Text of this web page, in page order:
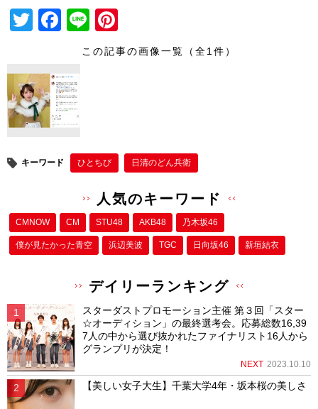
T
er
F
e
b
o
o
k
Li
n
nt
この記事の画像一覧（全1件）
キーワード ひとちび 日清のどん兵衛
人気のキーワード
CMNOW CM STU48 AKB48 乃木坂46
僕が⾒たかった⻘空 浜辺美波 TGC 日向坂46 新垣結衣
デイリーランキング
スターダストプロモーション主催 第３回「スター
☆オーディション」の最終選考会。応募総数16,39
7人の中から選び抜かれたファイナリスト16人から
グランプリが決定！
NEXT 2023.10.10
【美しい女子大生】千葉大学4年・坂本桜の美しさ